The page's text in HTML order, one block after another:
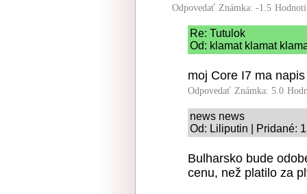
Odpovedať Známka: -1.5
Re: Tutulok
Od: klamat klamat
moj Core I7 ma
Odpovedať Známka: 5.0
news news
Od: Liliputin | Pridané:
Bulharsko bude
cenu, než platilo za